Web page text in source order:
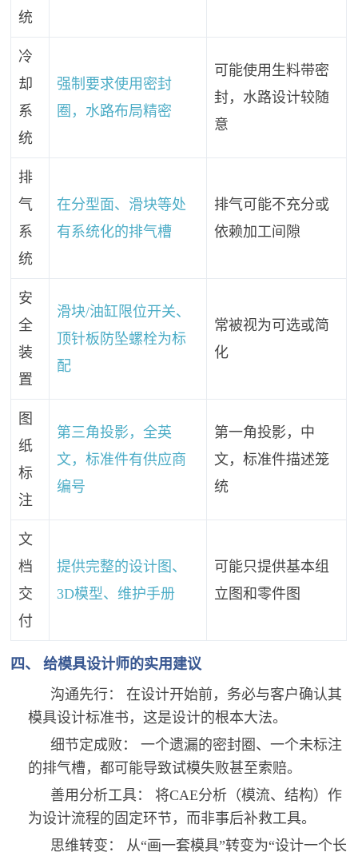
统
冷
却
系
统
强制要求使用密封
圈，水路布局精密
可能使用生料带密
封，水路设计较随
意
排
气
系
统
在分型面、滑块等处
有系统化的排气槽
排气可能不充分或
依赖加工间隙
安
全
装
置
滑块/油缸限位开关、
顶针板防坠螺栓为标
配
常被视为可选或简
化
图
纸
标
注
第三角投影，全英
文，标准件有供应商
编号
第一角投影，中
文，标准件描述笼
统
文
档
交
付
提供完整的设计图、
3D模型、维护手册
可能只提供基本组
立图和零件图
四、 给模具设计师的实用建议
沟通先行： 在设计开始前，务必与客户确认其
模具设计标准书，这是设计的根本大法。
细节定成败： 一个遗漏的密封圈、一个未标注
的排气槽，都可能导致试模失败甚至索赔。
善用分析工具： 将CAE分析（模流、结构）作
为设计流程的固定环节，而非事后补救工具。
思维转变： 从“画一套模具”转变为“设计一个长